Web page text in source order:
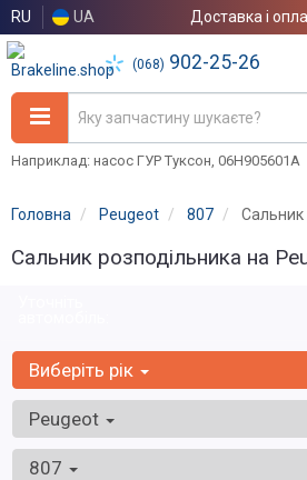
RU UA Доставка і
(068) 902-25-26
Наприклад: насос ГУР Туксон, 06H905601A
Головна Peugeot 807 Сальник
Сальник розподільника на
Виберіть рік
Peugeot
807